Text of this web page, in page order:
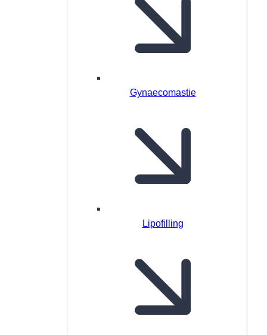
Gynaecomastie
Lipofilling